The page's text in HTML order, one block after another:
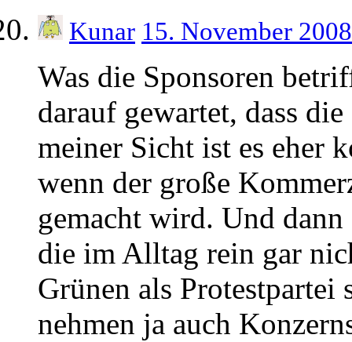
Kunar 15. November
Was die Sponsoren
darauf gewartet, dass
meiner Sicht ist es eher
wenn der große
gemacht wird. Und
die im Alltag rein gar
Grünen als Protestpartei
nehmen ja auch